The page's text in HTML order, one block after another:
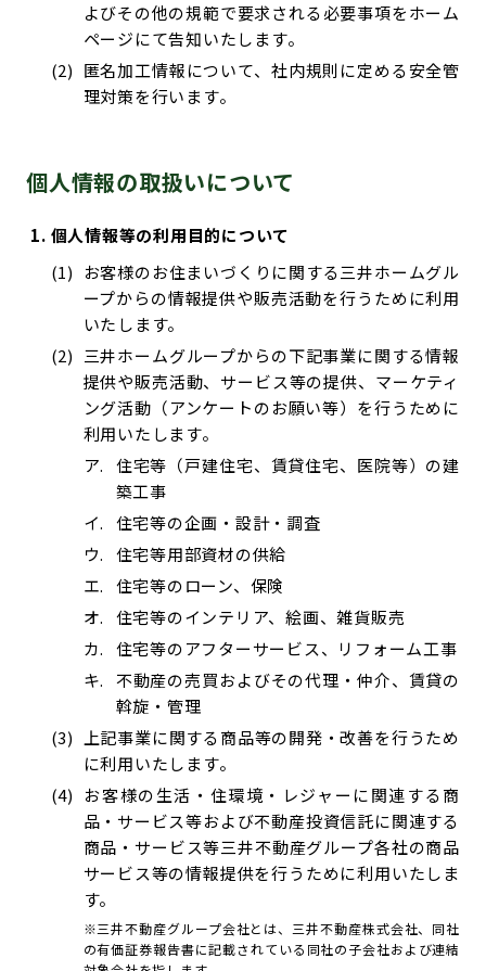
よびその他の規範で要求される必要事項をホーム
ページにて告知いたします。
匿名加工情報について、社内規則に定める安全管
理対策を行います。
個人情報の取扱いについて
個人情報等の利用目的について
お客様のお住まいづくりに関する三井ホームグル
ープからの情報提供や販売活動を行うために利用
いたします。
三井ホームグループからの下記事業に関する情報
提供や販売活動、サービス等の提供、マーケティ
ング活動（アンケートのお願い等）を行うために
利用いたします。
住宅等（戸建住宅、賃貸住宅、医院等）の建
築工事
住宅等の企画・設計・調査
住宅等用部資材の供給
住宅等のローン、保険
住宅等のインテリア、絵画、雑貨販売
住宅等のアフターサービス、リフォーム工事
不動産の売買およびその代理・仲介、賃貸の
斡旋・管理
上記事業に関する商品等の開発・改善を行うため
に利用いたします。
お客様の生活・住環境・レジャーに関連する商
品・サービス等および不動産投資信託に関連する
商品・サービス等三井不動産グループ各社の商品
サービス等の情報提供を行うために利用いたしま
す。
※三井不動産グループ会社とは、三井不動産株式会社、同社
の有価証券報告書に記載されている同社の子会社および連結